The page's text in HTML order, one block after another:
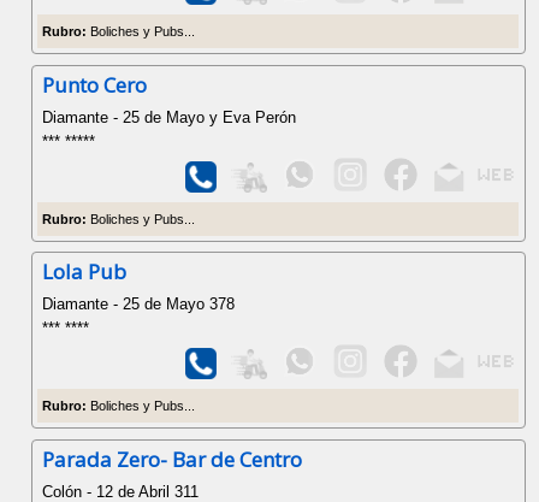
Rubro: Boliches y Pubs...
Punto Cero
Diamante - 25 de Mayo y Eva Perón
*** *****
Rubro: Boliches y Pubs...
Lola Pub
Diamante - 25 de Mayo 378
*** ****
Rubro: Boliches y Pubs...
Parada Zero- Bar de Centro
Colón - 12 de Abril 311